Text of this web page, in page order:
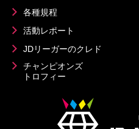
各種規程
活動レポート
JDリーガーのクレド
チャンピオンズ
トロフィー